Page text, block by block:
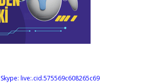
Skype: live:.cid.575569c608265c69